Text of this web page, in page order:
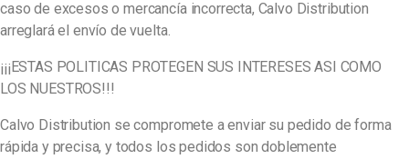
caso de excesos o mercancía incorrecta, Calvo Distribution
arreglará el envío de vuelta.
¡¡¡ESTAS POLITICAS PROTEGEN SUS INTERESES ASI COMO
LOS NUESTROS!!!
Calvo Distribution se compromete a enviar su pedido de forma
rápida y precisa, y todos los pedidos son doblemente